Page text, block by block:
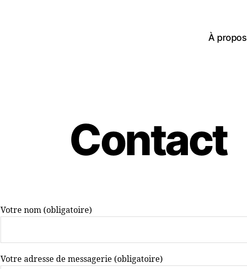
À propos
Contact
Votre nom (obligatoire)
Votre adresse de messagerie (obligatoire)